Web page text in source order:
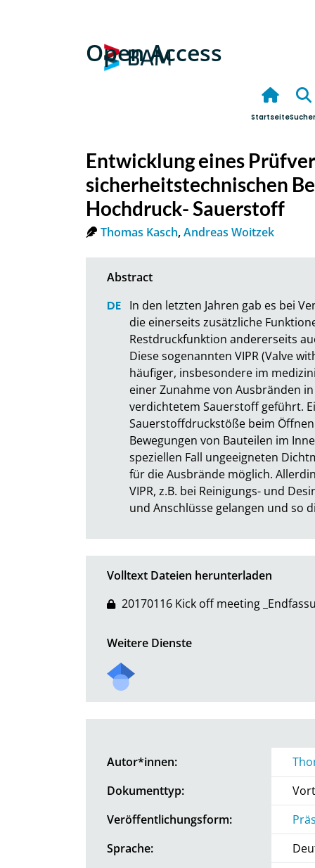
Open Access
Startseite
Entwicklung eines
sicherheitstechnischen
Hochdruck- Sauerstoff
Thomas Kasch,Andreas Woitzek
In den letzten Jahren gab es bei
die einerseits zusätzliche
Restdruckfunktion andererseits
Diese sogenannten VIPR (Valve
häufiger, insbesondere im
einer Zunahme von Ausbränden
verdichtetem Sauerstoff geführt.
Sauerstoffdruckstöße beim
Bewegungen von Bauteilen im
speziellen Fall ungeeigneten
für die Ausbrände möglich.
VIPR, z.B. bei Reinigungs- und
und Anschlüsse gelangen und so
Volltext Dateien herunterladen
20170116 Kick off meeting
Weitere Dienste
Autor*innen:
Dokumenttyp:
Veröffentlichungsform:
Sprache: